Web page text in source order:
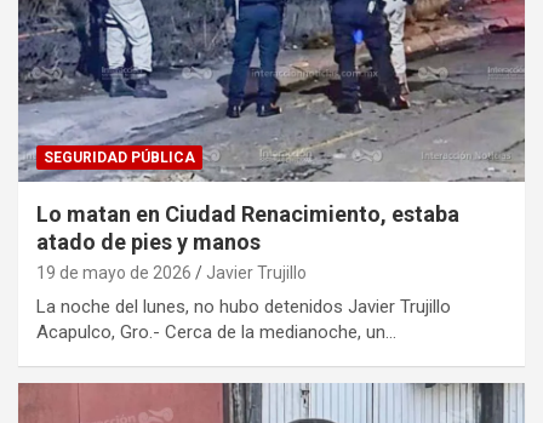
SEGURIDAD PÚBLICA
Lo matan en Ciudad Renacimiento, estaba
atado de pies y manos
19 de mayo de 2026 Javier Trujillo
La noche del lunes, no hubo detenidos Javier Trujillo
Acapulco, Gro.- Cerca de la medianoche, un…